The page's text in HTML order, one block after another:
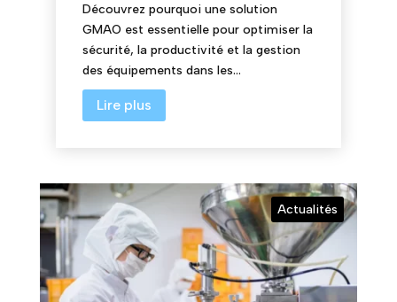
Découvrez pourquoi une solution
GMAO est essentielle pour optimiser la
sécurité, la productivité et la gestion
des équipements dans les...
Lire plus
Actualités